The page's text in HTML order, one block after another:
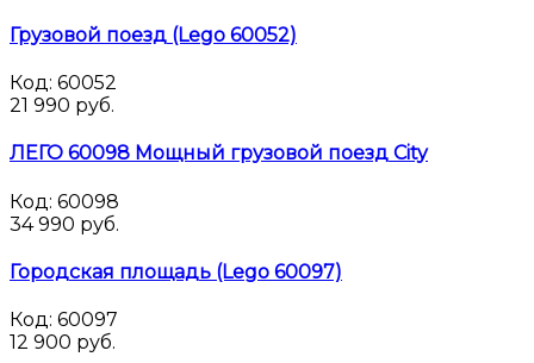
Грузовой поезд (Lego 60052)
Код: 60052
21 990 руб.
ЛЕГО 60098 Мощный грузовой поезд City
Код: 60098
34 990 руб.
Городская площадь (Lego 60097)
Код: 60097
12 900 руб.